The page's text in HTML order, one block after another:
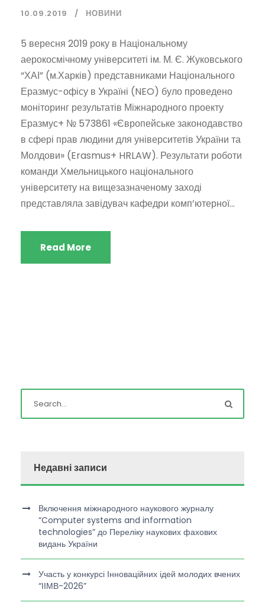
10.09.2019 НОВИНИ
5 вересня 2019 року в Національному
аерокосмічному університеті ім. М. Є. Жуковського
“ХАІ” (м.Харків) представниками Національного
Еразмус-офісу в Україні (NEO) було проведено
моніторинг результатів Міжнародного проекту
Еразмус+ № 573861 «Європейське законодавство
в сфері прав людини для університетів України та
Молдови» (Erasmus+ HRLAW). Результати роботи
команди Хмельницького національного
університету на вищезазначеному заході
представляла завідувач кафедри комп’ютерної...
Read More
Недавні записи
Включення міжнародного наукового журналу
“Computer systems and information
technologies” до Переліку наукових фахових
видань України
Участь у конкурсі Інноваційних ідей молодих вчених
“ІІМВ-2026”